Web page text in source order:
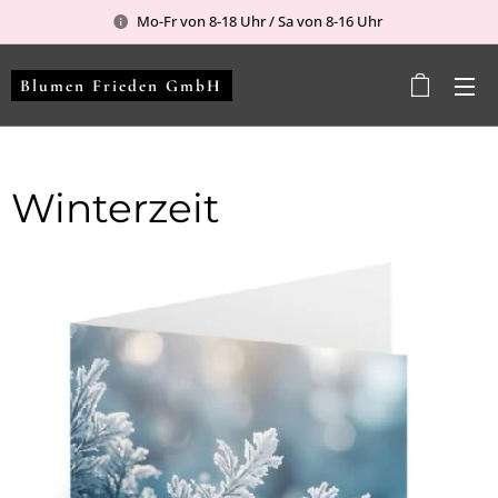
Mo-Fr von 8-18 Uhr / Sa von 8-16 Uhr
Blumen Frieden GmbH
Winterzeit